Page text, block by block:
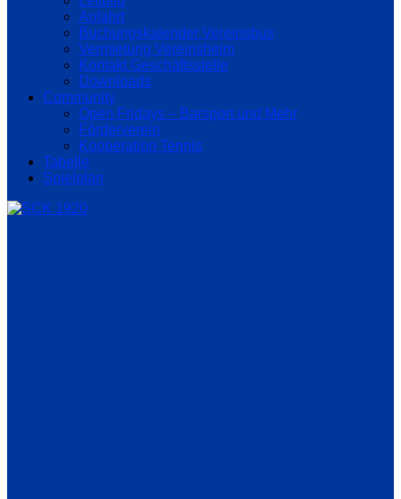
Anfahrt
Buchungskalender Vereinsbus
Vermietung Vereinsheim
Kontakt Geschäftsstelle
Downloads
Community
Open Fridays – Barsport und Mehr
Förderverein
Kooperation Tennis
Tabelle
Spielplan